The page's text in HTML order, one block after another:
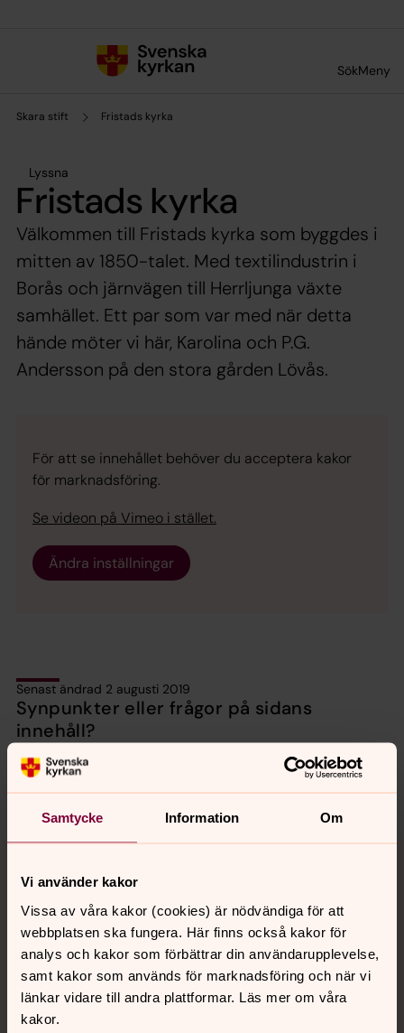
Samtycke Information Om
Vi använder kakor
Vissa av våra kakor (cookies) är nödvändiga för att
webbplatsen ska fungera. Här finns också kakor för
analys och kakor som förbättrar din användarupplevelse,
samt kakor som används för marknadsföring och när vi
länkar vidare till andra plattformar. Läs mer om våra
kakor.
SökMeny
Skara stift Fristads kyrka
Lyssna
Fristads kyrka
Välkommen till Fristads kyrka som byggdes i
mitten av 1850-talet. Med textilindustrin i
Borås och järnvägen till Herrljunga växte
samhället. Ett par som var med när detta
hände möter vi här, Karolina och P.G.
Andersson på den stora gården Lövås.
För att se innehållet behöver du acceptera kakor
för marknadsföring.
Se videon på Vimeo i stället.
Ändra inställningar
Senast ändrad 2 augusti 2019
Synpunkter eller frågor på sidans
innehåll?
skara.stift@svenskakyrkan.se
Dela
Tillbaka till toppen
Tillbaka till innehållet
Kontakt
Kalender